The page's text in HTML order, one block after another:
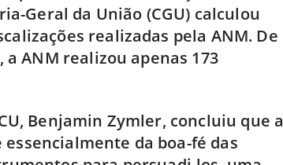
Geral da União (CGU) calculou
realizadas pela ANM. De
a ANM realizou apenas 173
Benjamin Zymler, concluiu que a
da boa-fé das